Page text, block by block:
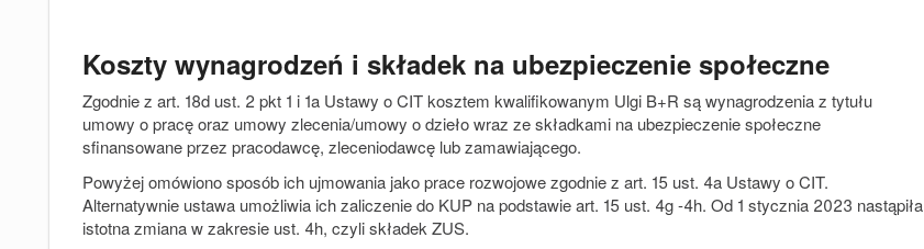
Koszty wynagrodzeń i składek na ubezpieczenie społeczne
Zgodnie z art. 18d ust. 2 pkt 1 i 1a Ustawy o CIT kosztem kwalifikowanym Ulgi B+R są wynagrodzenia z tytułu
umowy o pracę oraz umowy zlecenia/umowy o dzieło wraz ze składkami na ubezpieczenie społeczne
sfinansowane przez pracodawcę, zleceniodawcę lub zamawiającego.
Powyżej omówiono sposób ich ujmowania jako prace rozwojowe zgodnie z art. 15 ust. 4a Ustawy o CIT.
Alternatywnie ustawa umożliwia ich zaliczenie do KUP na podstawie art. 15 ust. 4g -4h. Od 1 stycznia 2023 nastąpiła
istotna zmiana w zakresie ust. 4h, czyli składek ZUS.